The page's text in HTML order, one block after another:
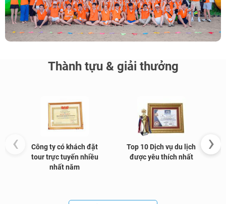
Thành tựu & giải thưởng
Công ty có khách đặt
tour trực tuyến nhiều
nhất năm
Top 10 Dịch vụ du lịch
được yêu thích nhất
‹ ›